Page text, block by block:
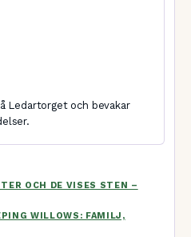
Ledartorget och bevakar
OCH DE VISES STEN –
WILLOWS: FAMILJ,